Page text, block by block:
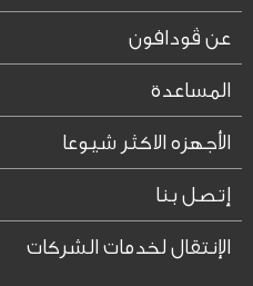
عن ڤودافون
المساعدة
الأجهزه الاكثر شيوعا
إتصل بنا
الإنتقال لخدمات الشركات